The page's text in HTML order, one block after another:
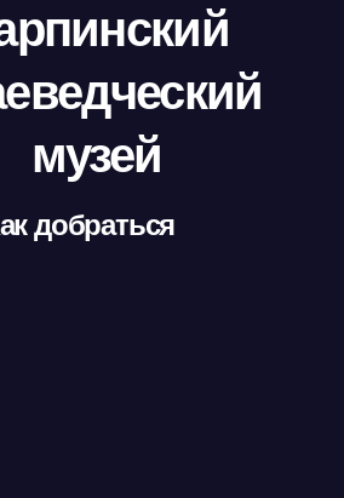
музей
добраться